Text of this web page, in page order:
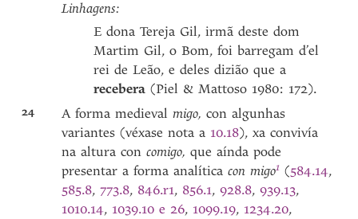
Linhagens:
E dona Tereja Gil, irmã deste dom
Martim Gil, o Bom, foi barregam d’el
rei de Leão, e deles dizião que a
recebera (Piel & Mattoso 1980: 172).
24 A forma medievalmigo, con algunhas
variantes (véxase nota a 10.18), xa convivía
na altura concomigo, que aínda pode
presentar a forma analíticacon migo1 (584.14,
585.8,773.8, 846.r1, 856.1,928.8,939.13,
1010.14, 1039.10 e 26, 1099.19, 1234.20,